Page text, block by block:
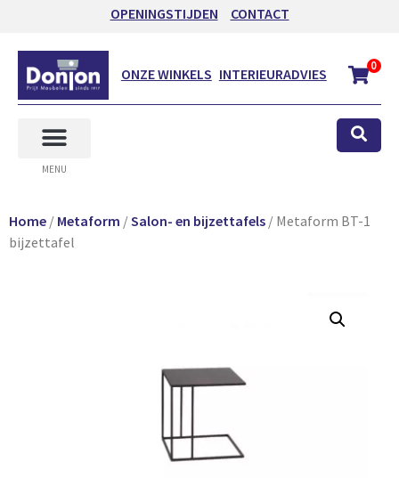
OPENINGSTIJDEN CONTACT
ONZE WINKELS INTERIEURADVIES 0
MENU
Home / Metaform /Salon- en bijzettafels / Metaform BT-1
bijzettafel